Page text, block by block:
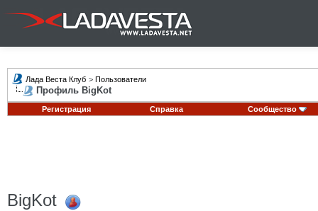
Лада Веста Клуб > Пользователи
Профиль BigKot
Регистрация Справка Сообщество
BigKot